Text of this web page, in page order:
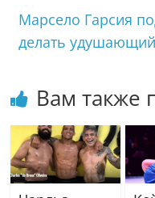
Марсело Гарсия
делать удушающий
Вам также